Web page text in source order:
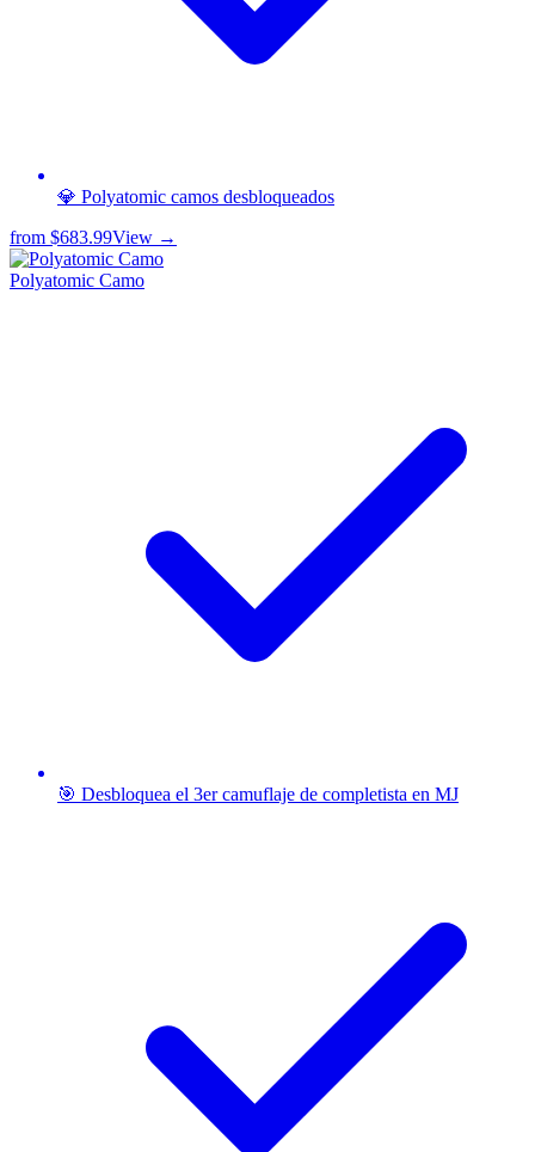
💎 Polyatomic camos desbloqueados
from $683.99View →
Polyatomic Camo
🎯 Desbloquea el 3er camuflaje de completista en MJ